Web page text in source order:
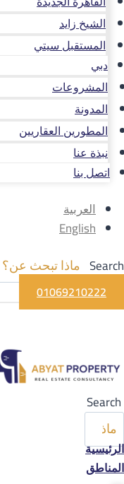
الشيخ زايد
المستقبل سيتي
دبي
المشروعات
المدونة
المطورين العقاريين
نبذة عنا
اتصل بنا
العربية
English
Search
01069210222
Search
الرئيسية
المناطق